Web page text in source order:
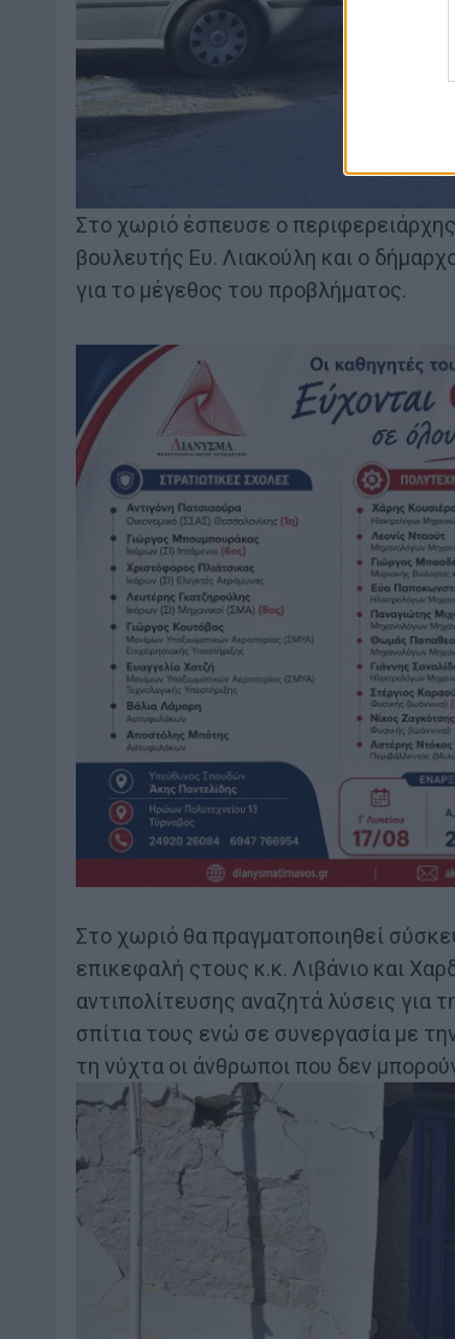
Στο χωριό έσπευσε ο
βουλευτής Ευ. Λιακούλη και ο
για το μέγεθος του προβλήματος.
Στο χωριό θα πραγματοποιηθεί
επικεφαλή ςτους κ.κ. Λιβάνιο και
αντιπολίτευσης αναζητά λύσεις για
σπίτια τους ενώ σε συνεργασία με
τη νύχτα οι άνθρωποι που δεν